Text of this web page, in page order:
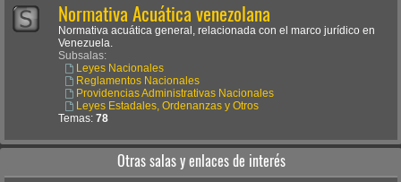
Normativa Acuática venezolana
Normativa acuática general, relacionada con el marco jurídico en
Venezuela.
Subsalas:
Leyes Nacionales
Reglamentos Nacionales
Providencias Administrativas Nacionales
Leyes Estadales, Ordenanzas y Otros
Temas: 78
Otras salas y enlaces de interés